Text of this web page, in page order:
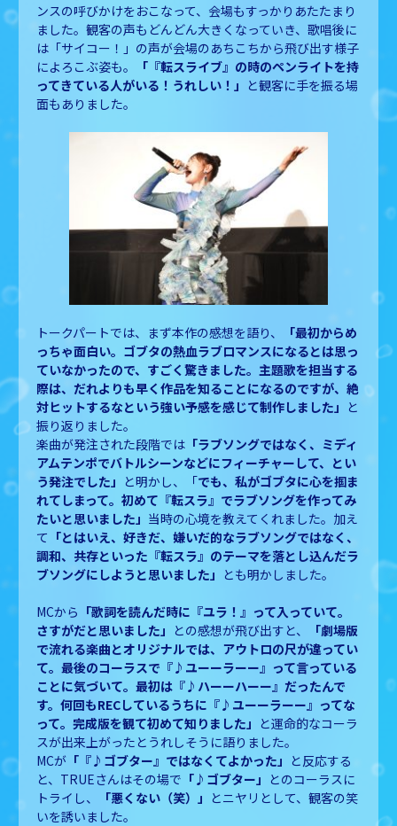
ンスの呼びかけをおこなって、会場もすっかりあたたまり
ました。観客の声もどんどん大きくなっていき、歌唱後に
は「サイコー！」の声が会場のあちこちから飛び出す様子
によろこぶ姿も。
「『転スライブ』の時のペンライトを持
ってきている人がいる！うれしい！」 と観客に手を振る場
面もありました。
トークパートでは、まず本作の感想を語り、
「最初からめ
っちゃ面白い。ゴブタの熱血ラブロマンスになるとは思っ
ていなかったので、すごく驚きました。主題歌を担当する
際は、だれよりも早く作品を知ることになるのですが、絶
対ヒットするなという強い予感を感じて制作しました」 と
振り返りました。
楽曲が発注された段階では 「ラブソングではなく、ミディ
アムテンポでバトルシーンなどにフィーチャーして、とい
う発注でした」 と明かし、「でも、私がゴブタに心を掴ま
れてしまって。初めて『転スラ』でラブソングを作ってみ
たいと思いました」 当時の心境を教えてくれました。加え
て 「とはいえ、好きだ、嫌いだ的なラブソングではなく、
調和、共存といった『転スラ』のテーマを落とし込んだラ
ブソングにしようと思いました」 とも明かしました。
MCから 「歌詞を読んだ時に『ユラ！』って入っていて。
さすがだと思いました」 との感想が飛び出すと、
「劇場版
で流れる楽曲とオリジナルでは、アウトロの尺が違ってい
て。最後のコーラスで『♪ユーーラーー』って言っている
ことに気づいて。最初は『♪ハーーハーー』だったんで
す。何回もRECしているうちに『♪ユーーラーー』ってな
って。完成版を観て初めて知りました」 と運命的なコーラ
スが出来上がったとうれしそうに語りました。
MCが 「『♪ゴブター』 ではなくてよかった」 と反応する
と、TRUEさんはその場で 「♪ゴブター」 とのコーラスに
トライし、
「悪くない（笑）」 とニヤリとして、観客の笑
いを誘いました。